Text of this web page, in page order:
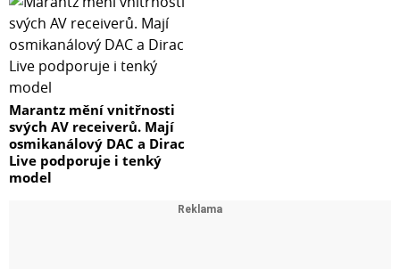
Marantz mění vnitřnosti
svých AV receiverů. Mají
osmikanálový DAC a Dirac
Live podporuje i tenký
model